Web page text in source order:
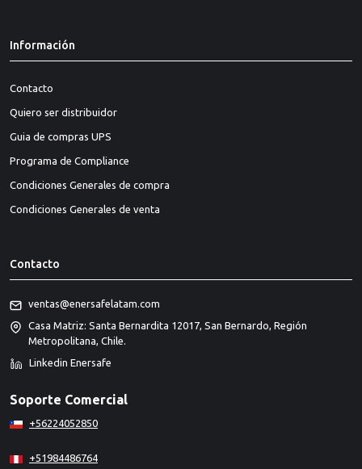
Información
Contacto
Quiero ser distribuidor
Guia de compras UPS
Programa de Compliance
Condiciones Generales de compra
Condiciones Generales de venta
Contacto
ventas@enersafelatam.com
Casa Matriz: Santa Bernardita 12017, San Bernardo, Región
Metropolitana, Chile.
Linkedin Enersafe
Soporte Comercial
+56224052850
+51984486764